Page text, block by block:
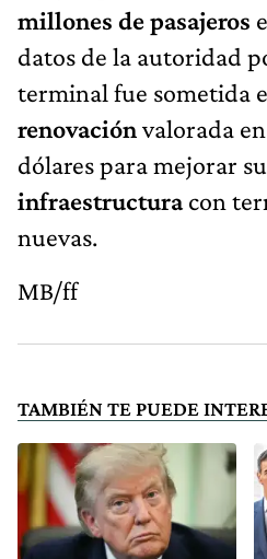
millones de pasajeros
datos de la autoridad
terminal fue sometida
renovaciónvalorada
dólares para mejorar su
infraestructuracon
nuevas.
MB/ff
TAMBIÉN TE PUEDE